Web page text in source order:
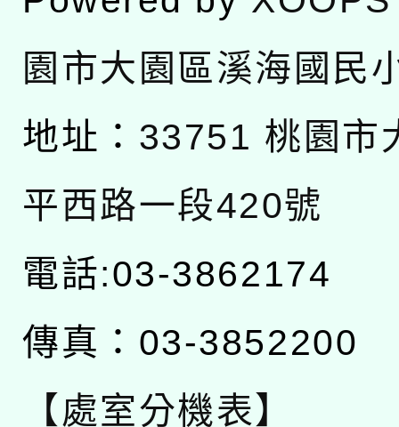
園市大園區溪海國民
地址： 33751 桃園市
平西路一段420號
電話:03-3862174
傳真：03-3852200
【處室分機表】